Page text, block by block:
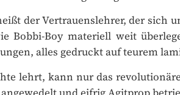
der Vertrauenslehrer, der sich
Bobbi-Boy materiell weit
alles gedruckt auf teurem
lehrt, kann nur das
und eifrig Agitprop